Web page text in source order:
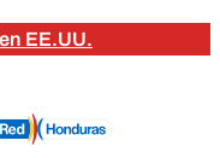
EE.UU.